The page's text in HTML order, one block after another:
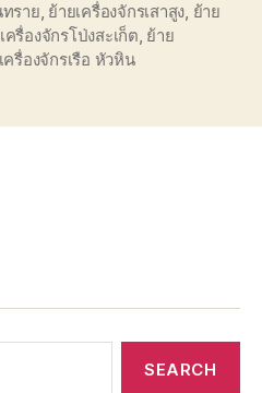
ทราย, ย้ายเครื่องจักรเสาสูง, ย้าย
ครื่องจักรโป่งสะเก็ต, ย้าย
ครื่องจักรเรือ หัวหิน